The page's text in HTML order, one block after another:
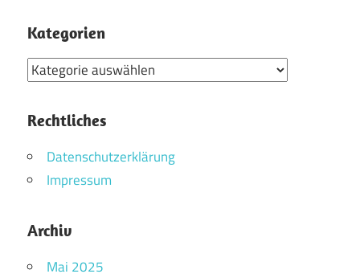
Kategorien
Kategorien
Rechtliches
Datenschutzerklärung
Impressum
Archiv
Mai 2025